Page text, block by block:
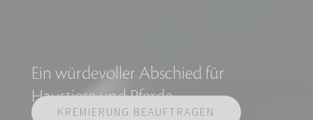
Ein würdevoller Abschied für
Haustiere und Pferde
KREMIERUNG BEAUFTRAGEN